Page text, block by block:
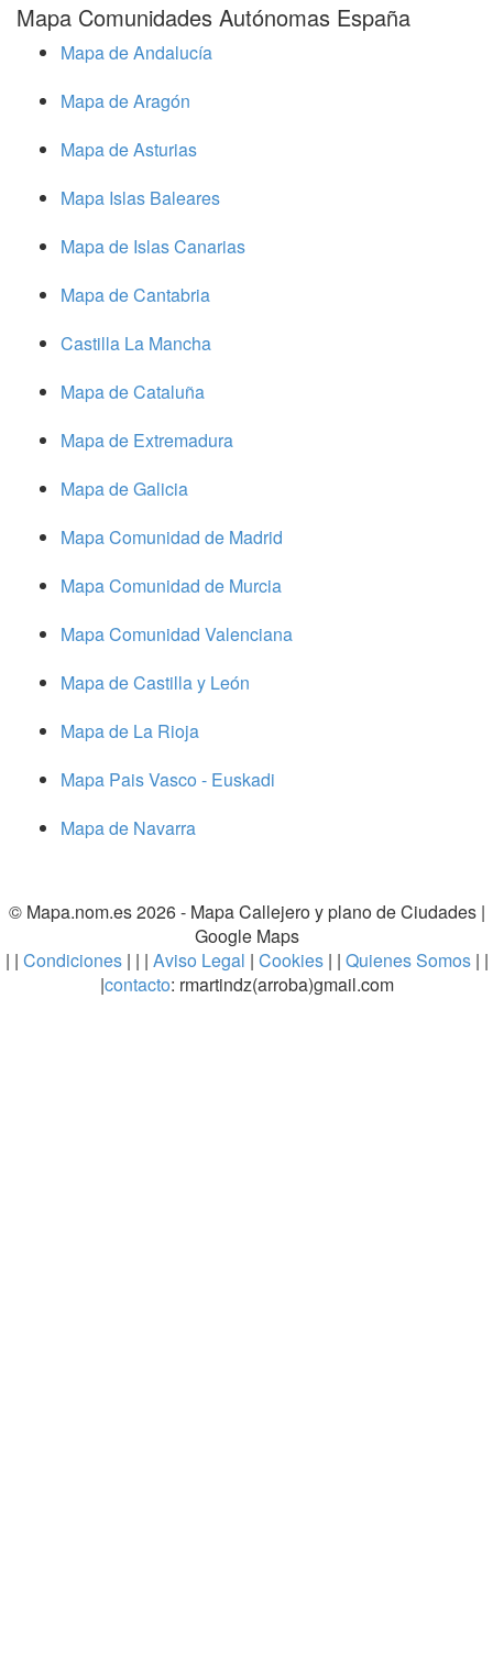
Mapa Comunidades Autónomas España
Mapa de Andalucía
Mapa de Aragón
Mapa de Asturias
Mapa Islas Baleares
Mapa de Islas Canarias
Mapa de Cantabria
Castilla La Mancha
Mapa de Cataluña
Mapa de Extremadura
Mapa de Galicia
Mapa Comunidad de Madrid
Mapa Comunidad de Murcia
Mapa Comunidad Valenciana
Mapa de Castilla y León
Mapa de La Rioja
Mapa Pais Vasco - Euskadi
Mapa de Navarra
© Mapa.nom.es 2026 - Mapa Callejero y plano de Ciudades|
Google Maps
| | Condiciones| | | Aviso Legal | Cookies | | Quienes Somos | |
|contacto: rmartindz(arroba)gmail.com